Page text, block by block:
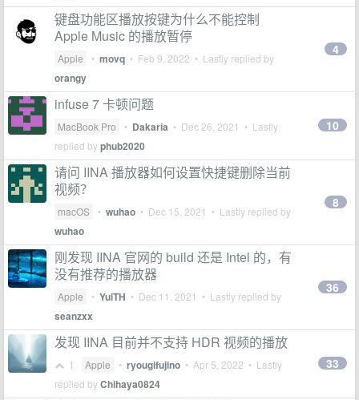
键盘功能区播放按键为什么不能控制
Apple Music 的播放暂停
Apple • movq • Feb 9, 2022 • Lastly replied by
orangy
4
infuse 7 卡顿问题
MacBook Pro • Dakaria • Dec 26, 2021 • Lastly
replied byphub2020
10
请问 IINA 播放器如何设置快捷键删除当前
视频？
macOS • wuhao • Dec 15, 2021 • Lastly replied by
wuhao
8
刚发现 IINA 官网的 build 还是 Intel 的，有
没有推荐的播放器
Apple • YuiTH • Dec 11, 2021 • Lastly replied by
seanzxx
36
发现 IINA 目前并不支持 HDR 视频的播放
1 Apple • ryougifujino • Apr 5, 2022 • Lastly
replied byChihaya0824
33